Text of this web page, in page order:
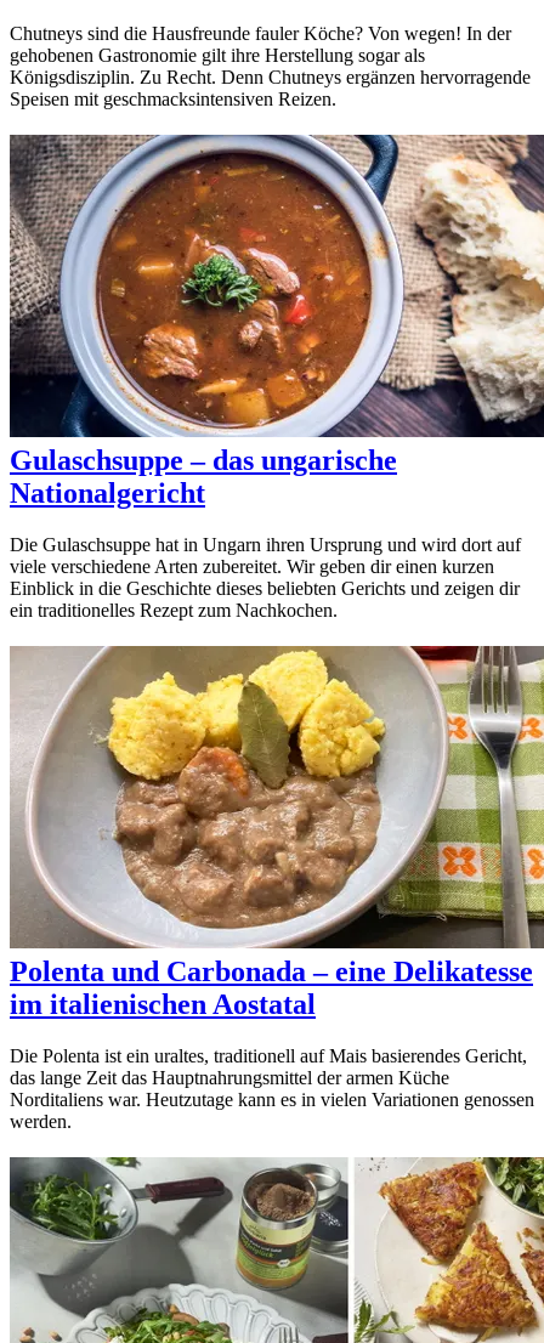
Chutneys sind die Hausfreunde fauler Köche? Von wegen! In der
gehobenen Gastronomie gilt ihre Herstellung sogar als
Königsdisziplin. Zu Recht. Denn Chutneys ergänzen hervorragende
Speisen mit geschmacksintensiven Reizen.
Gulaschsuppe – das ungarische
Nationalgericht
Die Gulaschsuppe hat in Ungarn ihren Ursprung und wird dort auf
viele verschiedene Arten zubereitet. Wir geben dir einen kurzen
Einblick in die Geschichte dieses beliebten Gerichts und zeigen dir
ein traditionelles Rezept zum Nachkochen.
Polenta und Carbonada – eine Delikatesse
im italienischen Aostatal
Die Polenta ist ein uraltes, traditionell auf Mais basierendes Gericht,
das lange Zeit das Hauptnahrungsmittel der armen Küche
Norditaliens war. Heutzutage kann es in vielen Variationen genossen
werden.